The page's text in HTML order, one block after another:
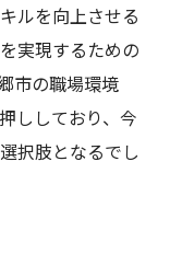
ルを向上させる
実現するための
市の職場環境
ししており、今
択肢となるでし